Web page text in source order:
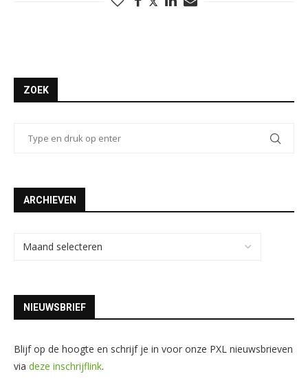
ZOEK
ARCHIEVEN
NIEUWSBRIEF
Blijf op de hoogte en schrijf je in voor onze PXL nieuwsbrieven
via deze inschrijflink.